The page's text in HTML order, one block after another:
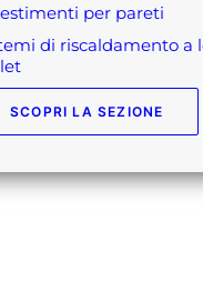
per pareti
SCOPRI LA SEZIONE